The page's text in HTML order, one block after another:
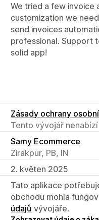
We tried a few
customization we
send invoices
professional. Support
solid app!
Zásady ochrany
Tento vývojář
Samy Ecommerce
Zirakpur, PB, IN
2. květen 2025
Tato aplikace
obchodu mohla
údajů vývojáře.